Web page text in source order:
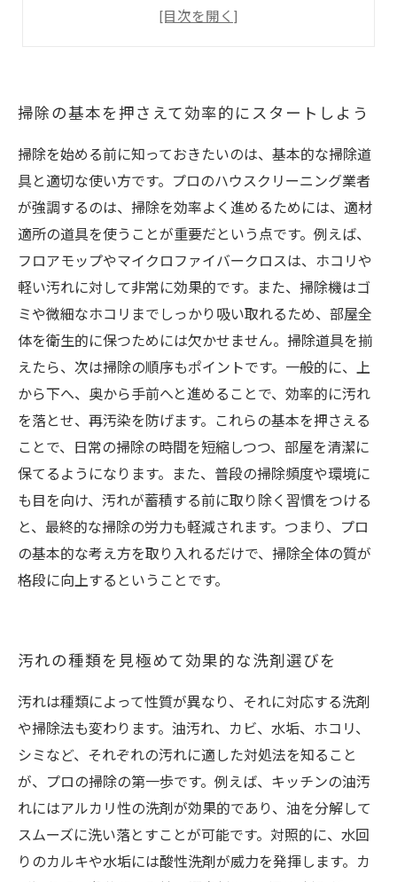
安全面を考慮した掃除のポイントと注意点
掃除の基本を押さえて効率的にスタートしよう
掃除を始める前に知っておきたいのは、基本的な掃除道
具と適切な使い方です。プロのハウスクリーニング業者
が強調するのは、掃除を効率よく進めるためには、適材
適所の道具を使うことが重要だという点です。例えば、
フロアモップやマイクロファイバークロスは、ホコリや
軽い汚れに対して非常に効果的です。また、掃除機はゴ
ミや微細なホコリまでしっかり吸い取れるため、部屋全
体を衛生的に保つためには欠かせません。掃除道具を揃
えたら、次は掃除の順序もポイントです。一般的に、上
から下へ、奥から手前へと進めることで、効率的に汚れ
を落とせ、再汚染を防げます。これらの基本を押さえる
ことで、日常の掃除の時間を短縮しつつ、部屋を清潔に
保てるようになります。また、普段の掃除頻度や環境に
も目を向け、汚れが蓄積する前に取り除く習慣をつける
と、最終的な掃除の労力も軽減されます。つまり、プロ
の基本的な考え方を取り入れるだけで、掃除全体の質が
格段に向上するということです。
汚れの種類を見極めて効果的な洗剤選びを
汚れは種類によって性質が異なり、それに対応する洗剤
や掃除法も変わります。油汚れ、カビ、水垢、ホコリ、
シミなど、それぞれの汚れに適した対処法を知ること
が、プロの掃除の第一歩です。例えば、キッチンの油汚
れにはアルカリ性の洗剤が効果的であり、油を分解して
スムーズに洗い落とすことが可能です。対照的に、水回
りのカルキや水垢には酸性洗剤が威力を発揮します。カ